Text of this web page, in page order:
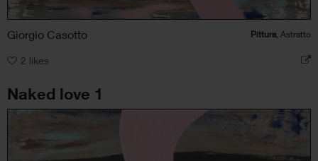
Giorgio Casotto Pittura, Astratto
2 likes
Naked love 1